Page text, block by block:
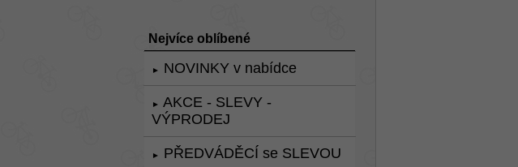
Nejvíce oblíbené
► NOVINKY v nabídce
►
AKCE - SLEVY -
VÝPRODEJ
► PŘEDVÁDĚCÍ se SLEVOU